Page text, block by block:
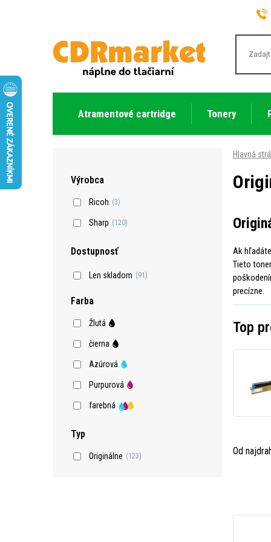
Atramentové cartridge Tonery
Výrobca
Ricoh (3)
Sharp (120)
Dostupnosť
Len skladom (91)
Farba
Žlutá
čierna
Azúrová
Purpurová
farebná
Typ
Originálne (123)
Hlavná
Ak
Tieto
precízne.
Top
Od